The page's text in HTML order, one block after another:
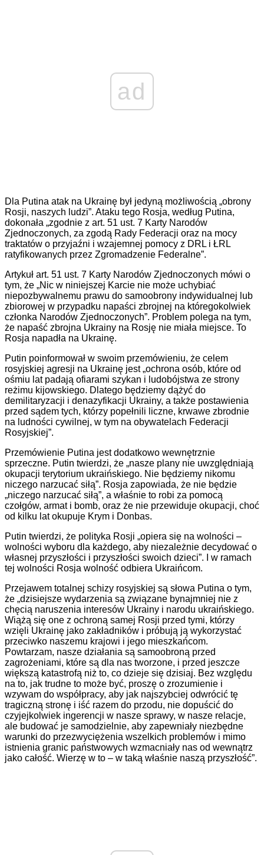
ad
Dla Putina atak na Ukrainę był jedyną możliwością „obrony
Rosji, naszych ludzi”. Ataku tego Rosja, według Putina,
dokonała „zgodnie z art. 51 ust. 7 Karty Narodów
Zjednoczonych, za zgodą Rady Federacji oraz na mocy
traktatów o przyjaźni i wzajemnej pomocy z DRL i ŁRL
ratyfikowanych przez Zgromadzenie Federalne”.
Artykuł art. 51 ust. 7 Karty Narodów Zjednoczonych mówi o
tym, że „Nic w niniejszej Karcie nie może uchybiać
niepozbywalnemu prawu do samoobrony indywidualnej lub
zbiorowej w przypadku napaści zbrojnej na któregokolwiek
członka Narodów Zjednoczonych”. Problem polega na tym,
że napaść zbrojna Ukrainy na Rosję nie miała miejsce. To
Rosja napadła na Ukrainę.
Putin poinformował w swoim przemówieniu, że celem
rosyjskiej agresji na Ukrainę jest „ochrona osób, które od
ośmiu lat padają ofiarami szykan i ludobójstwa ze strony
reżimu kijowskiego. Dlatego będziemy dążyć do
demilitaryzacji i denazyfikacji Ukrainy, a także postawienia
przed sądem tych, którzy popełnili liczne, krwawe zbrodnie
na ludności cywilnej, w tym na obywatelach Federacji
Rosyjskiej”.
Przemówienie Putina jest dodatkowo wewnętrznie
sprzeczne. Putin twierdzi, że „nasze plany nie uwzględniają
okupacji terytorium ukraińskiego. Nie będziemy nikomu
niczego narzucać siłą”. Rosja zapowiada, że nie będzie
„niczego narzucać siłą”, a właśnie to robi za pomocą
czołgów, armat i bomb, oraz że nie przewiduje okupacji, choć
od kilku lat okupuje Krym i Donbas.
Putin twierdzi, że polityka Rosji „opiera się na wolności –
wolności wyboru dla każdego, aby niezależnie decydować o
własnej przyszłości i przyszłości swoich dzieci”. I w ramach
tej wolności Rosja wolność odbiera Ukraińcom.
Przejawem totalnej schizy rosyjskiej są słowa Putina o tym,
że „dzisiejsze wydarzenia są związane bynajmniej nie z
chęcią naruszenia interesów Ukrainy i narodu ukraińskiego.
Wiążą się one z ochroną samej Rosji przed tymi, którzy
wzięli Ukrainę jako zakładników i próbują ją wykorzystać
przeciwko naszemu krajowi i jego mieszkańcom.
Powtarzam, nasze działania są samoobroną przed
zagrożeniami, które są dla nas tworzone, i przed jeszcze
większą katastrofą niż to, co dzieje się dzisiaj. Bez względu
na to, jak trudne to może być, proszę o zrozumienie i
wzywam do współpracy, aby jak najszybciej odwrócić tę
tragiczną stronę i iść razem do przodu, nie dopuścić do
czyjejkolwiek ingerencji w nasze sprawy, w nasze relacje,
ale budować je samodzielnie, aby zapewniały niezbędne
warunki do przezwyciężenia wszelkich problemów i mimo
istnienia granic państwowych wzmacniały nas od wewnątrz
jako całość. Wierzę w to – w taką właśnie naszą przyszłość”.